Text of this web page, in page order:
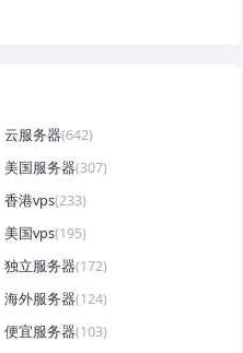
云服务器(642)
美国服务器(307)
香港vps(233)
美国vps(195)
独立服务器(172)
海外服务器(124)
便宜服务器(103)